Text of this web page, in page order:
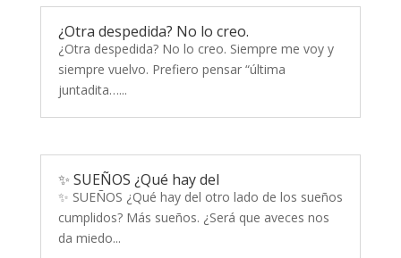
¿Otra despedida? No lo creo.
¿Otra despedida? No lo creo. Siempre me voy y
siempre vuelvo. Prefiero pensar “última
juntadita…...
✨ SUEÑOS ¿Qué hay del
✨ SUEÑOS ¿Qué hay del otro lado de los sueños
cumplidos? Más sueños. ¿Será que aveces nos
da miedo...